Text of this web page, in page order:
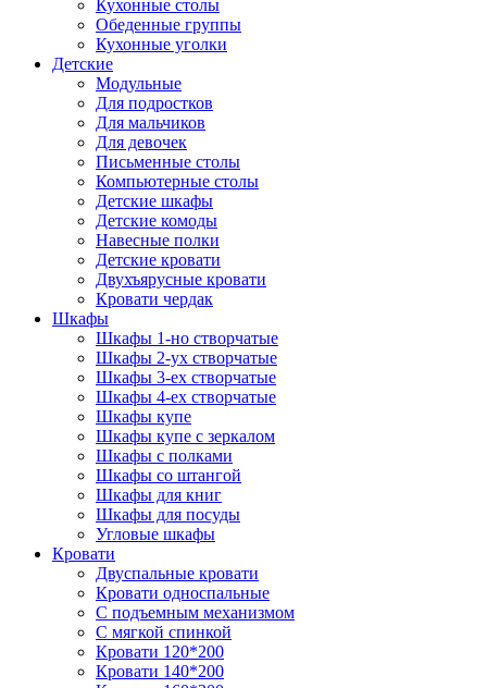
Кухонные столы
Обеденные группы
Кухонные уголки
Детские
Модульные
Для подростков
Для мальчиков
Для девочек
Письменные столы
Компьютерные столы
Детские шкафы
Детские комоды
Навесные полки
Детские кровати
Двухъярусные кровати
Кровати чердак
Шкафы
Шкафы 1-но створчатые
Шкафы 2-ух створчатые
Шкафы 3-ех створчатые
Шкафы 4-ех створчатые
Шкафы купе
Шкафы купе с зеркалом
Шкафы с полками
Шкафы со штангой
Шкафы для книг
Шкафы для посуды
Угловые шкафы
Кровати
Двуспальные кровати
Кровати односпальные
С подъемным механизмом
С мягкой спинкой
Кровати 120*200
Кровати 140*200